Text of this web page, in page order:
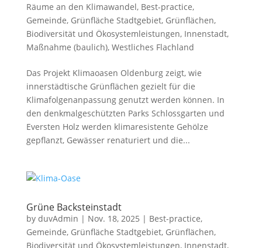
Räume an den Klimawandel, Best-practice,
Gemeinde, Grünfläche Stadtgebiet, Grünflächen,
Biodiversität und Ökosystemleistungen, Innenstadt,
Maßnahme (baulich), Westliches Flachland
Das Projekt Klimaoasen Oldenburg zeigt, wie
innerstädtische Grünflächen gezielt für die
Klimafolgenanpassung genutzt werden können. In
den denkmalgeschützten Parks Schlossgarten und
Eversten Holz werden klimaresistente Gehölze
gepflanzt, Gewässer renaturiert und die...
Grüne Backsteinstadt
by duvAdmin | Nov. 18, 2025 | Best-practice,
Gemeinde, Grünfläche Stadtgebiet, Grünflächen,
Biodiversität und Ökosystemleistungen, Innenstadt,